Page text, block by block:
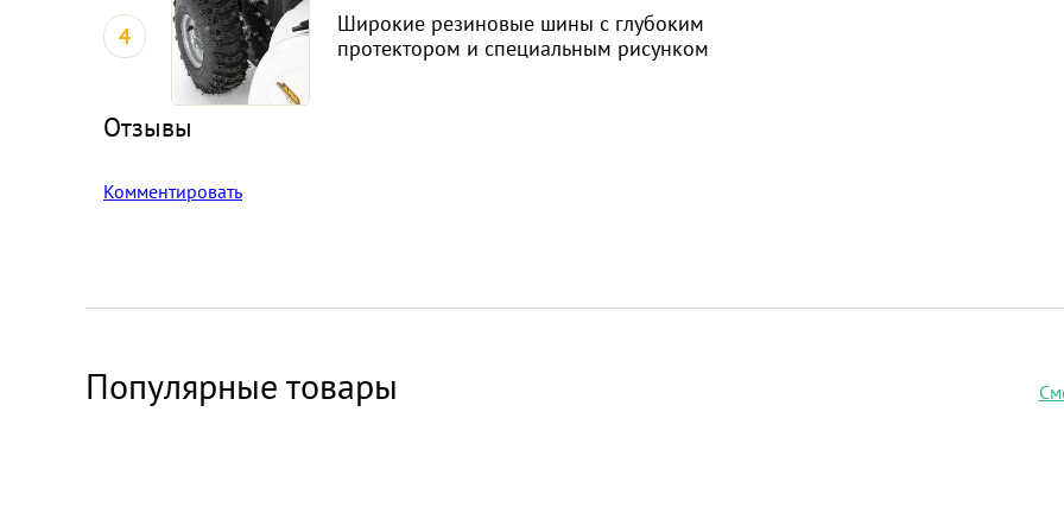
4
Широкие резиновые шины с глубоким
протектором и специальным рисунком
Отзывы
Комментировать
Популярные товары